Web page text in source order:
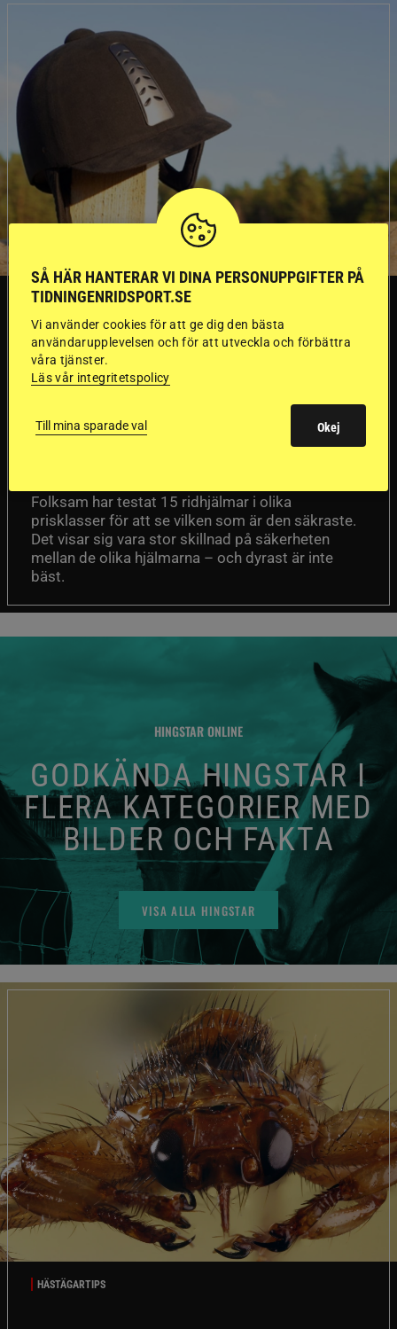
SVERIGE
Dyraste
ridhjälmarna blev
sämst i test
Folksam har testat 15 ridhjälmar i olika
prisklasser för att se vilken som är den säkraste.
Det visar sig vara stor skillnad på säkerheten
mellan de olika hjälmarna – och dyrast är inte
bäst.
HINGSTAR ONLINE
GODKÄNDA HINGSTAR I
FLERA KATEGORIER MED
BILDER OCH FAKTA
VISA ALLA HINGSTAR
HÄSTÄGARTIPS
SÅ HÄR HANTERAR VI DINA PERSONUPPGIFTER PÅ
TIDNINGENRIDSPORT.SE
Vi använder cookies för att ge dig den bästa
användarupplevelsen och för att utveckla och förbättra
våra tjänster.
Läs vår integritetspolicy
Till mina sparade val Okej